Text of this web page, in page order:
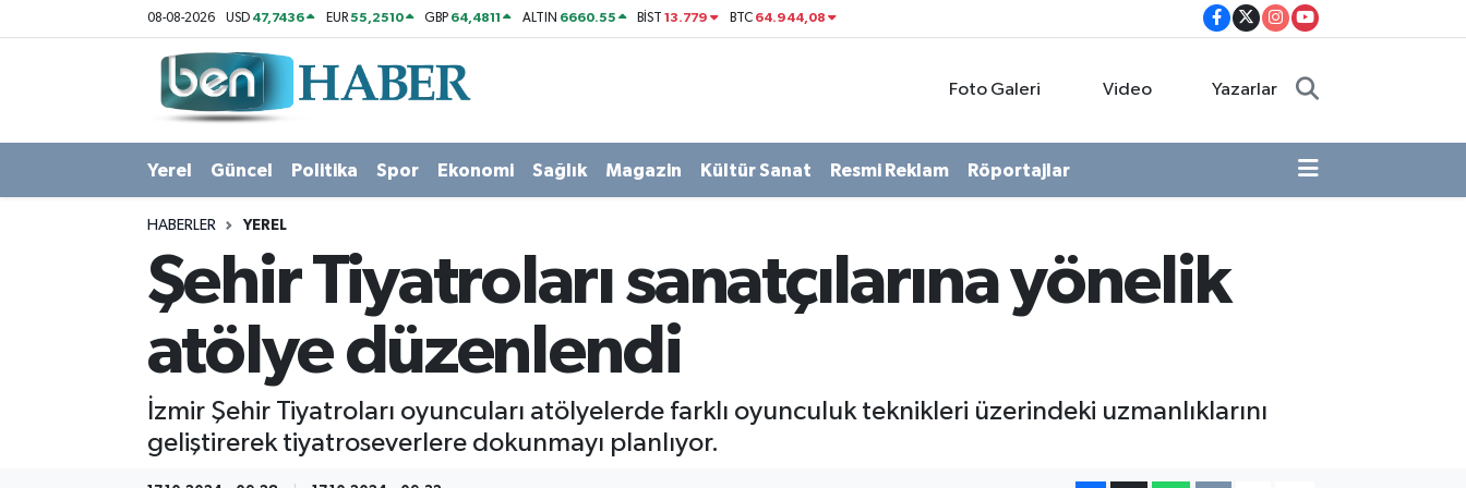
08-08-2026 USD 47,7436 EUR55,2510 GBP 64,4811 ALTIN 6660.55 BİST13.779 BTC 64.944,08
Foto Galeri Video Yazarlar
Yerel Güncel Politika Spor Ekonomi Sağlık Magazin Kültür Sanat Resmi Reklam Röportajlar
HABERLER YEREL
Şehir Tiyatroları sanatçılarına yönelik
atölye düzenlendi
İzmir Şehir Tiyatroları oyuncuları atölyelerde farklı oyunculuk teknikleri üzerindeki uzmanlıklarını
geliştirerek tiyatroseverlere dokunmayı planlıyor.
Politika
Hava Durumu
Süper Lig Puan Durumu ve Fikstür
Son Dakika Haberleri
Haber Arşivi